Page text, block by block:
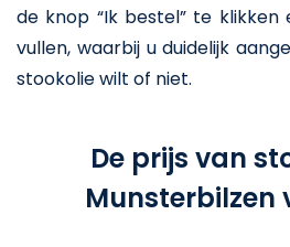
de knop “Ik bestel” te
vullen, waarbij u duidelijk
stookolie wilt of niet.
De prijs van
Munsterbilzen